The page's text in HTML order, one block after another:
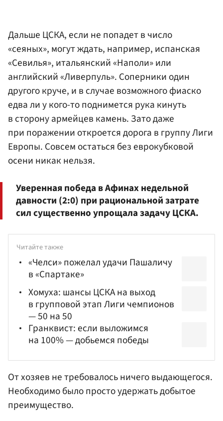
Дальше ЦСКА, если не попадет в число
«сеяных», могут ждать, например, испанская
«Севилья», итальянский «Наполи» или
английский «Ливерпуль». Соперники один
другого круче, и в случае возможного фиаско
едва ли у кого-то поднимется рука кинуть
в сторону армейцев камень. Зато даже
при поражении откроется дорога в группу Лиги
Европы. Совсем остаться без еврокубковой
осени никак нельзя.
Уверенная победа в Афинах недельной
давности (2:0) при рациональной затрате
сил существенно упрощала задачу ЦСКА.
Читайте также
«Челси» пожелал удачи Пашаличу
в «Спартаке»
Хомуха: шансы ЦСКА на выход
в групповой этап Лиги чемпионов
— 50 на 50
Гранквист: если выложимся
на 100% — добьемся победы
От хозяев не требовалось ничего выдающегося.
Необходимо было просто удержать добытое
преимущество.